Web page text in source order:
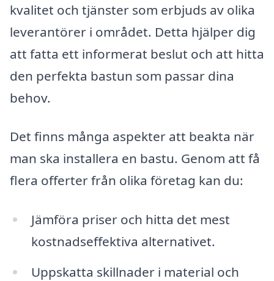
kvalitet och tjänster som erbjuds av olika
leverantörer i området. Detta hjälper dig
att fatta ett informerat beslut och att hitta
den perfekta bastun som passar dina
behov.
Det finns många aspekter att beakta när
man ska installera en bastu. Genom att få
flera offerter från olika företag kan du:
Jämföra priser och hitta det mest
kostnadseffektiva alternativet.
Uppskatta skillnader i material och